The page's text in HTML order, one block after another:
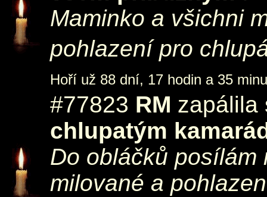
Maminko a všichni
pohlazení pro
Hoří už 88 dní, 17 hodin a 35
#77823 RM
chlupatým
Do obláčků posílám
milované a